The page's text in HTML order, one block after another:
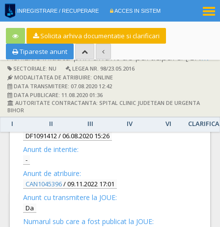
INREGISTRARE / RECUPERARE ACCES IN SISTEM
Solicita arhiva documentatie si clarificari
Tipareste anunt
Achizitie initiata prin anunt de participare:[CN1023570] -
SECTORIALE: NU
LEGEA NR. 98/23.05.2016
MODALITATEA DE ATRIBUIRE: ONLINE
DATA TRANSMITERE: 07.08.2020 12:42
DATA PUBLICARE: 11.08.2020 01:36
AUTORITATE CONTRACTANTA: SPITAL CLINIC JUDETEAN DE URGENTA
BIHOR
I II III IV VI
DETALII
Documentatie de atribuire:
DF1091412/ 06.08.2020 15:26
Anunt de intentie:
-
Anunt de atribuire:
CAN1045396/ 09.11.2022 17:01
Anunt cu transmitere la JOUE:
Da
Numarul sub care a fost publicat la JOUE: